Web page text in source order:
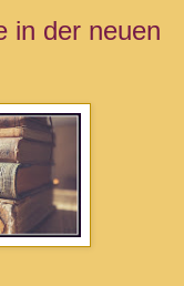
in der neuen